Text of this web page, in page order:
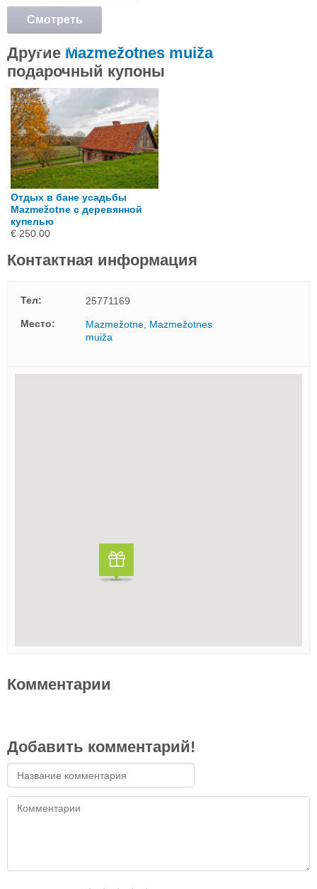
Смотреть
подробнее
Другие Mazmežotnes muiža
подарочный купоны
Отдых в бане усадьбы
Mazmežotne с деревянной
купелью
€ 250.00
Контактная информация
Тел:
25771169
Mесто:
Mazmežotne, Mazmežotnes
muiža
Комментарии
Добавить комментарий!